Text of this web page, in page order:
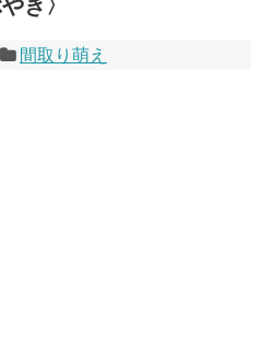
き〉
間取り萌え